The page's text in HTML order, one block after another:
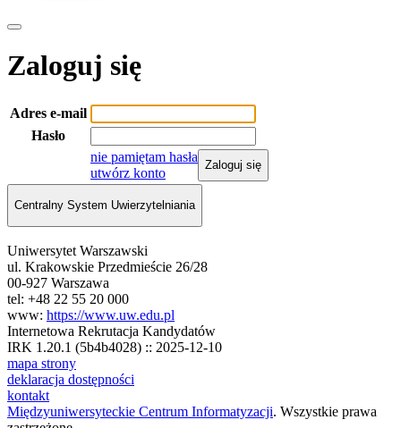
Zaloguj się
Adres e-mail
Hasło
nie pamiętam hasła
utwórz konto
Zaloguj się
Centralny System Uwierzytelniania
Uniwersytet Warszawski
ul. Krakowskie Przedmieście 26/28
00-927 Warszawa
tel: +48 22 55 20 000
www: https://www.uw.edu.pl
Internetowa Rekrutacja Kandydatów
IRK 1.20.1 (5b4b4028) :: 2025-12-10
mapa strony
deklaracja dostępności
kontakt
Międzyuniwersyteckie Centrum Informatyzacji. Wszystkie prawa